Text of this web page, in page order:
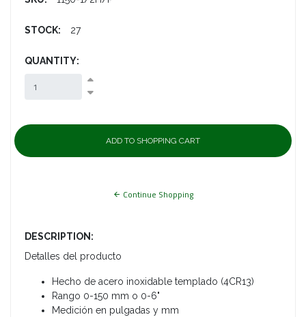
STOCK: 27
QUANTITY:
Continue Shopping
DESCRIPTION:
Detalles del producto
Hecho de acero inoxidable templado (4CR13)
Rango 0-150 mm o 0-6"
Medición en pulgadas y mm